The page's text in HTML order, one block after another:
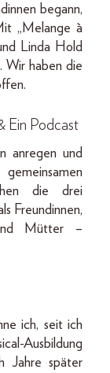
begann,
„Melange à
Linda Hold
Wir haben die
Ein Podcast
anregen und
die drei
Freundinnen,
Mütter –
ich, seit ich
Ausbildung
Jahre später